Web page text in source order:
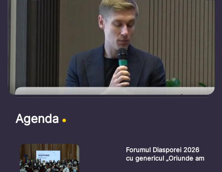
Agenda
Forumul Diasporei 2026
cu genericul „Oriunde am